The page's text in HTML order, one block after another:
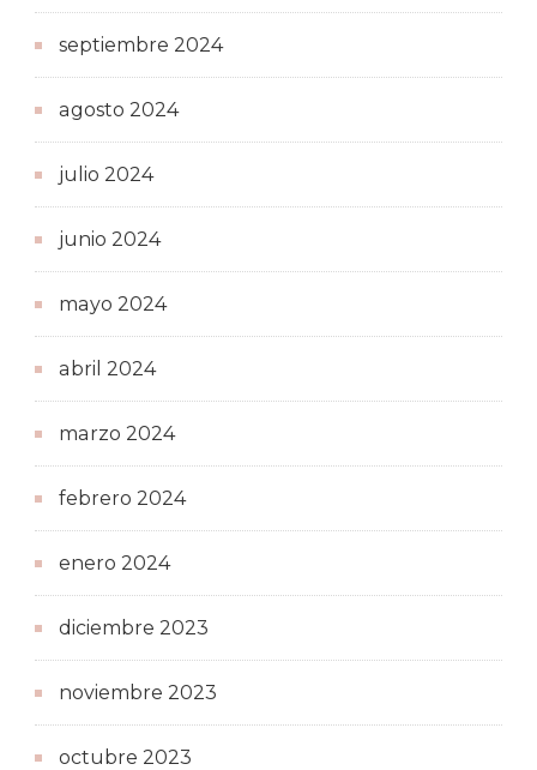
septiembre 2024
agosto 2024
julio 2024
junio 2024
mayo 2024
abril 2024
marzo 2024
febrero 2024
enero 2024
diciembre 2023
noviembre 2023
octubre 2023